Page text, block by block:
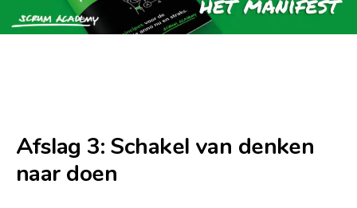
Afslag 3: Schakel van denken
naar doen